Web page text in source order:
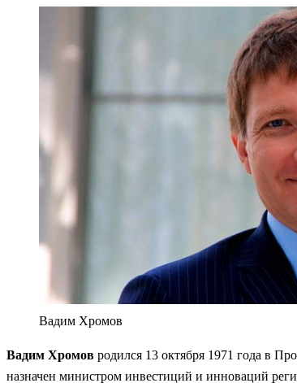
Вадим Хромов
Вадим Хромов родился 13 октября 1971 года в
назначен министром инвестиций и инноваций